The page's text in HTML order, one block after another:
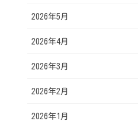
2026年5月
2026年4月
2026年3月
2026年2月
2026年1月